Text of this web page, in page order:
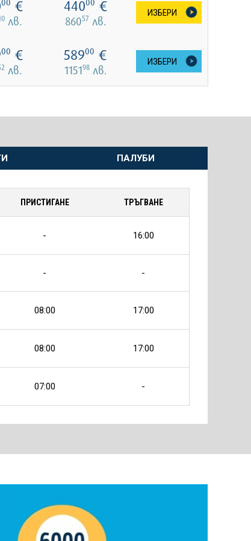
00 €
лв.
44000 €
86057лв.
ИЗБЕРИ
00 €
лв.
58900 €
115198лв.
ИЗБЕРИ
ПАЛУБИ
ПРИСТИГАНЕ ТРЪГВАНЕ
- 16:00
- -
08:00 17:00
08:00 17:00
07:00 -